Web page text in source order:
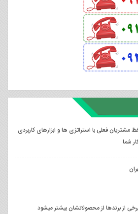
مشتریان فعلی با استراتژی ها و ابزارهای کاربردی
شما
از برندها از محصولاتشان بیشتر میشود